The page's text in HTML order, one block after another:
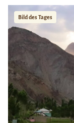
Bild des Tages